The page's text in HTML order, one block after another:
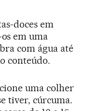
doces em
em uma
com água até
conteúdo.
uma colher
tiver, cúrcuma.